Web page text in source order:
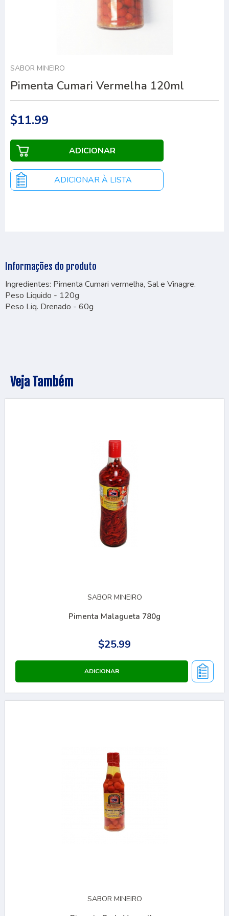
SABOR MINEIRO
Pimenta Cumari Vermelha 120ml
$11.99
Informações do produto
Ingredientes: Pimenta Cumari vermelha, Sal e Vinagre.
Peso Liquido - 120g
Peso Liq. Drenado - 60g
Veja Também
SABOR MINEIRO
Pimenta Malagueta 780g
$25.99
SABOR MINEIRO